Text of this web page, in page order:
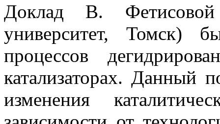
Доклад В. Фетисовой
университет, Томск)
процессов
катализаторах. Данный
изменения